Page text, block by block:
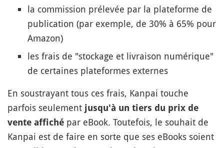
la commission prélevée par la plateforme de
publication (par exemple, de 30% à 65% pour
Amazon)
les frais de "stockage et livraison numérique"
de certaines plateformes externes
En soustrayant tous ces frais, Kanpai touche
parfois seulement jusqu'à un tiers du prix de
vente affiché par eBook. Toutefois, le souhait de
Kanpai est de faire en sorte que ses eBooks soient